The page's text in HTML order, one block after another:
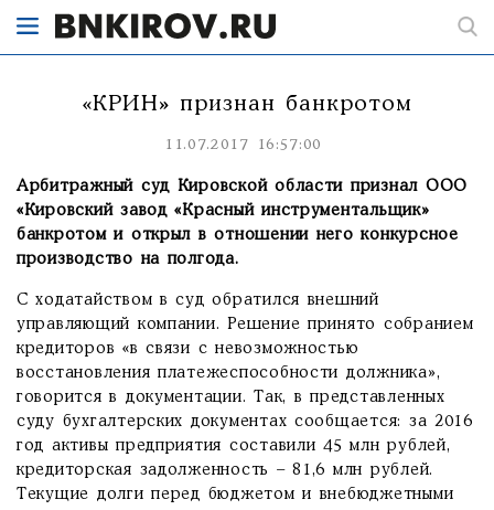
«КРИН» признан банкротом
11.07.2017 16:57:00
Арбитражный суд Кировской области признал ООО
«Кировский завод «Красный инструментальщик»
банкротом и открыл в отношении него конкурсное
производство на полгода.
С ходатайством в суд обратился внешний
управляющий компании. Решение принято собранием
кредиторов «в связи с невозможностью
восстановления платежеспособности должника»,
говорится в документации. Так, в представленных
суду бухгалтерских документах сообщается: за 2016
год активы предприятия составили 45 млн рублей,
кредиторская задолженность – 81,6 млн рублей.
Текущие долги перед бюджетом и внебюджетными